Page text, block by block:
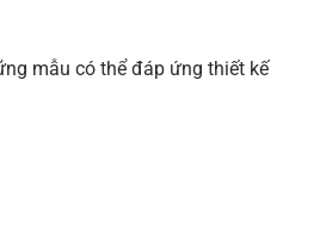
mẫu có thể đáp ứng thiết kế